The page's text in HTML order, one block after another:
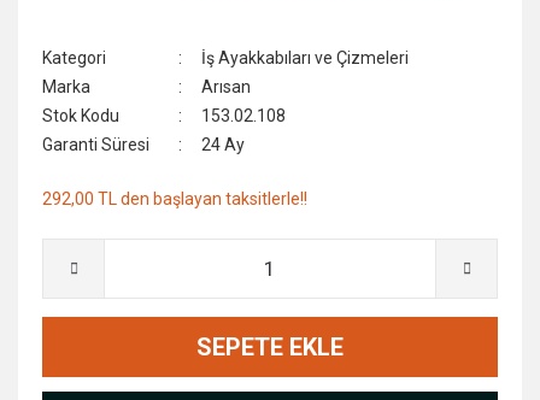
Kategori
İş Ayakkabıları ve Çizmeleri
Marka
Arısan
Stok Kodu
153.02.108
Garanti Süresi
24 Ay
292,00 TL den başlayan taksitlerle!!
SEPETE EKLE